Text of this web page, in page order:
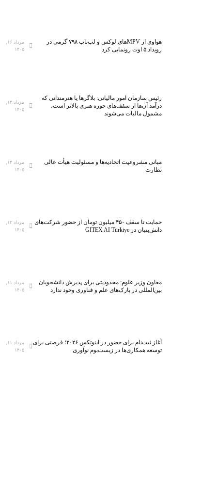
هواوی از MPVهای لوکس و لپ‌تاپ ۷۹۸ گرمی در
رویداد ۵ اوت رونمایی کرد
مرداد ۱۶,
۱۴۰۵
رئیس سازمان امور مالیاتی: بلاگر‌ها یا هنرمندانی که
درآمد آن‌ها از سقف‌های حوزه هنری بالاتر است،
مشمول مالیات می‌شوند
مرداد ۱۴,
۱۴۰۵
مبانی مشروعیت اتحادیه‌ها و مسئولیت هیأت عالی
نظارت
مرداد ۱۴,
۱۴۰۵
حمایت تا سقف ۴۵۰ میلیون تومان از حضور شرکت‌های
دانش‌بنیان در GITEX AI Türkiye
مرداد ۱۲,
۱۴۰۵
معاون وزیر علوم: محدودیتی برای پذیرش دانشجویان
بین‌المللی در پارک‌های علم و فناوری وجود ندارد
مرداد ۱۱,
۱۴۰۵
آغاز ثبت‌نام برای حضور در اینوتکس ۲۰۲۶؛ فرصتی برای
توسعه همکاری‌ها در زیست‌بوم نوآوری
مرداد ۱۱,
۱۴۰۵